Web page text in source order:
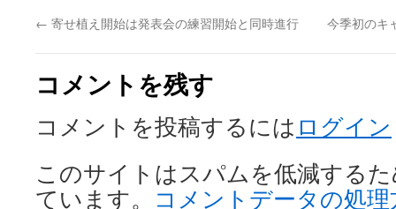
← 寄せ植え開始は発表会の練習開始と同時進行 今季初のキ
コメントを残す
コメントを投稿するには ログイン
このサイトはスパムを低減するた
ています。
コメントデータの処